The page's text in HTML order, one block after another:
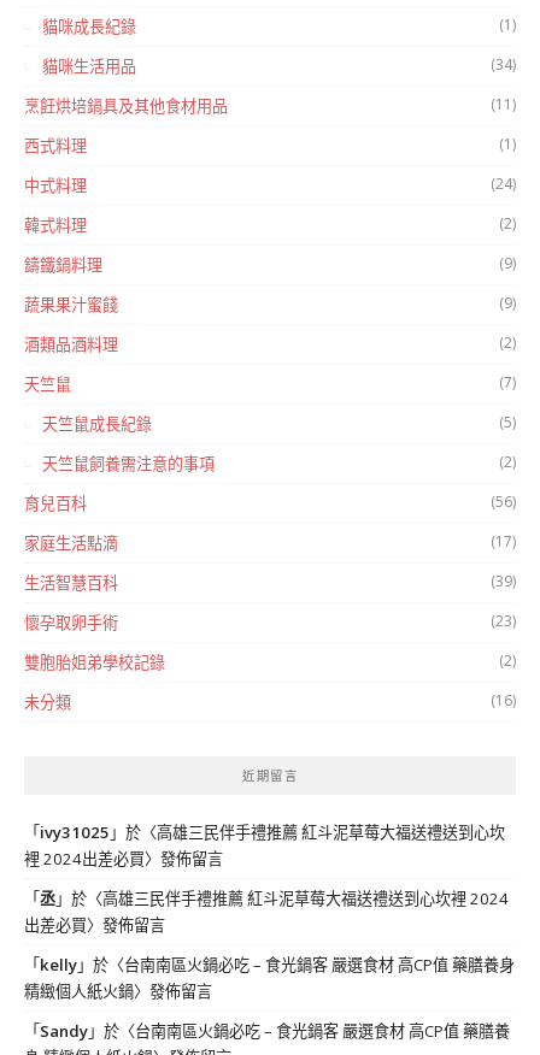
貓咪成長紀錄 (1)
貓咪生活用品 (34)
烹飪烘培鍋具及其他食材用品 (11)
西式料理 (1)
中式料理 (24)
韓式料理 (2)
鑄鐵鍋料理 (9)
蔬果果汁蜜餞 (9)
酒類品酒料理 (2)
天竺鼠 (7)
天竺鼠成長紀錄 (5)
天竺鼠飼養需注意的事項 (2)
育兒百科 (56)
家庭生活點滴 (17)
生活智慧百科 (39)
懷孕取卵手術 (23)
雙胞胎姐弟學校記錄 (2)
未分類 (16)
近期留言
「 ivy31025 」於〈高雄三民伴手禮推薦 紅斗泥草莓大福送禮送到心坎
裡 2024出差必買〉發佈留言
「丞」於〈高雄三民伴手禮推薦 紅斗泥草莓大福送禮送到心坎裡 2024
出差必買〉發佈留言
「 kelly」於〈台南南區火鍋必吃 – 食光鍋客 嚴選食材 高CP值 藥膳養身
精緻個人紙火鍋〉發佈留言
「 Sandy」於〈台南南區火鍋必吃 – 食光鍋客 嚴選食材 高CP值 藥膳養